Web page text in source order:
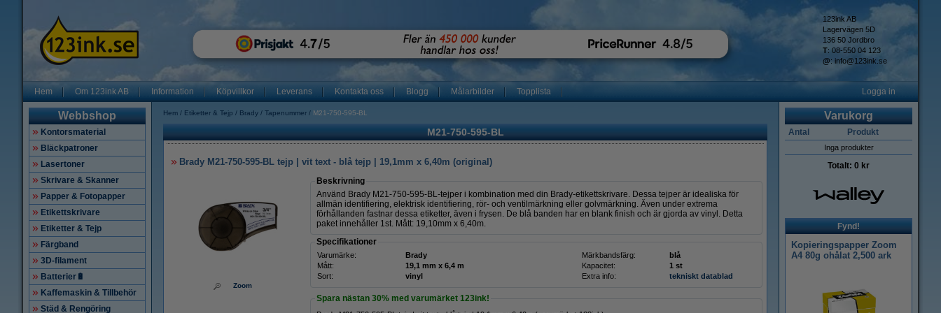
123ink AB
Lagervägen 5D
136 50 Jordbro
T: 08-550 04 123
@: info@123ink.se
Hem Om 123ink AB Information Köpvillkor Leverans Kontakta oss Blogg Målarbilder Topplista Logga in
Webbshop
Kontorsmaterial
Bläckpatroner
Lasertoner
Skrivare & Skanner
Papper & Fotopapper
Etikettskrivare
Etiketter & Tejp
Färgband
3D-filament
Batterier🔋
Kaffemaskin & Tillbehör
Städ & Rengöring
Hem Etiketter & Tejp Brady Tapenummer M21-750-595-BL
M21-750-595-BL
Brady M21-750-595-BL tejp | vit text - blå tejp | 19,1mm x 6,40m (original)
Zoom
Beskrivning
Använd Brady M21-750-595-BL-tejper i kombination med din Brady-etikettskrivare. Dessa tejper är idealiska för
allmän identifiering, elektrisk identifiering, rör- och ventilmärkning eller golvmärkning. Även under extrema
förhållanden fastnar dessa etiketter, även i frysen. De blå banden har en blank finish och är gjorda av vinyl. Detta
paket innehåller 1st. Mått: 19,10mm x 6,40m.
Specifikationer
Varumärke: Brady Märkbandsfärg:
blå
Mått:
19,1 mm x 6,4 m Kapacitet:
1 st
Sort:
vinyl Extra info: tekniskt datablad
Spara nästan 30% med varumärket 123ink!
Varukorg
Antal Produkt
Inga produkter
Totalt: 0 kr
Fynd!
Kopieringspapper Zoom
A4 80g ohålat 2,500 ark